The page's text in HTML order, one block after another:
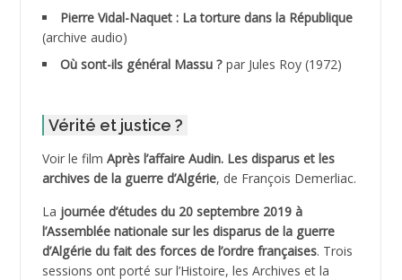
ADDANE
ADDECHE Rachid
ADELIOUAT Vve AIT SAADA
ADJANI Khaled
ADJAOUT
ADNI Mohamed Akli
Pierre Vidal-Naquet : La torture dans la République
(archive audio)
Où sont-ils général Massu ? par Jules Roy (1972)
Vérité et justice ?
Voir le film Après l’affaire Audin. Les disparus et les
archives de la guerre d’Algérie, de François Demerliac.
La journée d’études du 20 septembre 2019 à
l’Assemblée nationale sur les disparus de la guerre
d’Algérie du fait des forces de l’ordre françaises. Trois
sessions ont porté sur l’Histoire, les Archives et la